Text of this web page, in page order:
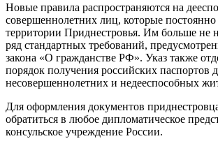
Новые правила распространяются на
совершеннолетних лиц, которые
территории Приднестровья. Им больше не
ряд стандартных требований,
закона «О гражданстве РФ». Указ также
порядок получения российских паспортов
несовершеннолетних и недееспособных
Для оформления документов
обратиться в любое дипломатическое
консульское учреждение России.